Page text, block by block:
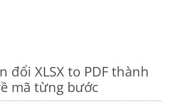
đổi XLSX to PDF thành
mã từng bước